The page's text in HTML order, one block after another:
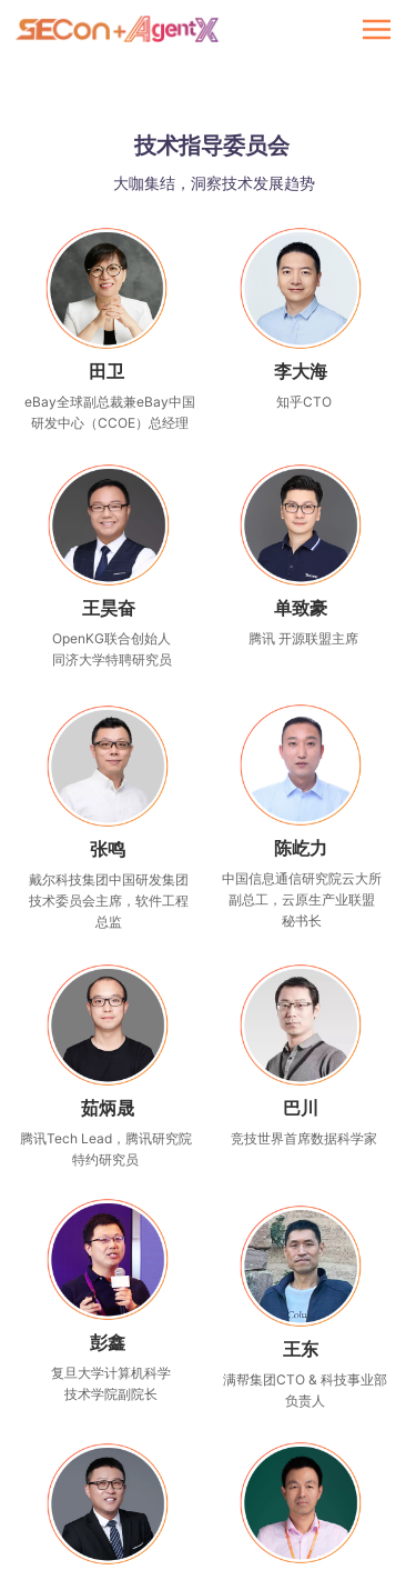
田卫
eBay全球副总裁兼eBay中国
研发中心（CCOE）总经理
李大海
知乎CTO
单致豪
腾讯 开源联盟主席
张鸣
戴尔科技集团中国研发集团
技术委员会主席，软件工程
总监
陈屹力
中国信息通信研究院云大所
副总工，云原生产业联盟
秘书长
茹炳晟
腾讯Tech Lead，腾讯研究院
特约研究员
巴川
竞技世界首席数据科学家
王东
满帮集团CTO & 科技事业部
负责人
彭鑫
复旦大学计算机科学
技术学院副院长
王昊奋
OpenKG联合创始人
同济大学特聘研究员
技术指导委员会
大咖集结，洞察技术发展趋势